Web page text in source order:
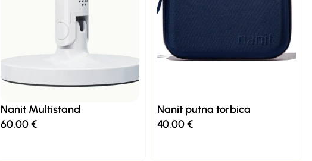
Nanit Multistand
60,00€
Nanit putna torbica
40,00€